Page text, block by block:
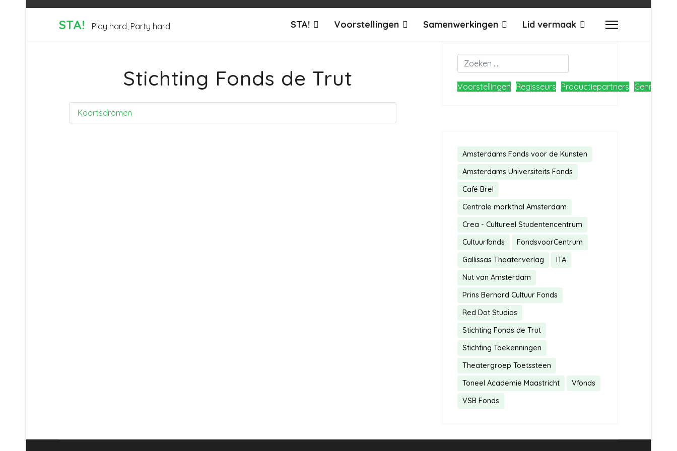
STA! Play hard, Party hard STA! Voorstellingen Samenwerkingen Lid vermaak
Stichting Fonds de Trut
Koortsdromen
Zoeken
Voorstellingen Regisseurs Productiepartners Genres
Amsterdams Fonds voor de Kunsten
Amsterdams Universiteits Fonds
Café Brel
Centrale markthal Amsterdam
Crea - Cultureel Studentencentrum
Cultuurfonds
FondsvoorCentrum
Gallissas Theaterverlag
ITA
Nut van Amsterdam
Prins Bernard Cultuur Fonds
Red Dot Studios
Stichting Fonds de Trut
Stichting Toekenningen
Theatergroep Toetssteen
Toneel Academie Maastricht
Vfonds
VSB Fonds